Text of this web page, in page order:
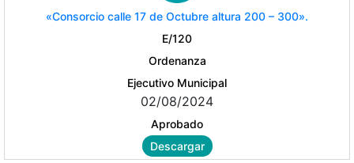
«Consorcio calle 17 de Octubre altura 200 – 300».
E/120
Ordenanza
Ejecutivo Municipal
02/08/2024
Aprobado
Descargar